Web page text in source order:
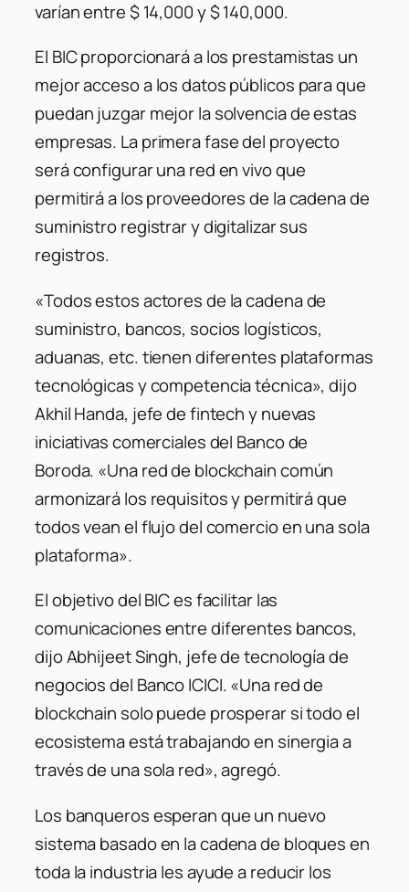
varían entre $ 14,000 y $ 140,000.
El BIC proporcionará a los prestamistas un
mejor acceso a los datos públicos para que
puedan juzgar mejor la solvencia de estas
empresas. La primera fase del proyecto
será configurar una red en vivo que
permitirá a los proveedores de la cadena de
suministro registrar y digitalizar sus
registros.
«Todos estos actores de la cadena de
suministro, bancos, socios logísticos,
aduanas, etc. tienen diferentes plataformas
tecnológicas y competencia técnica», dijo
Akhil Handa, jefe de fintech y nuevas
iniciativas comerciales del Banco de
Boroda. «Una red de blockchain común
armonizará los requisitos y permitirá que
todos vean el flujo del comercio en una sola
plataforma».
El objetivo del BIC es facilitar las
comunicaciones entre diferentes bancos,
dijo Abhijeet Singh, jefe de tecnología de
negocios del Banco ICICI. «Una red de
blockchain solo puede prosperar si todo el
ecosistema está trabajando en sinergia a
través de una sola red», agregó.
Los banqueros esperan que un nuevo
sistema basado en la cadena de bloques en
toda la industria les ayude a reducir los